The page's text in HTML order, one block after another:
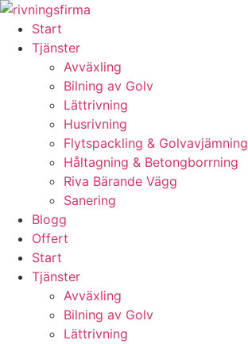
Skip
content
Start
Tjänster
Avväxling
Bilning av Golv
Lättrivning
Husrivning
Flytspackling & Golvavjämning
Håltagning & Betongborrning
Riva Bärande Vägg
Sanering
Blogg
Offert
Start
Tjänster
Avväxling
Bilning av Golv
Lättrivning